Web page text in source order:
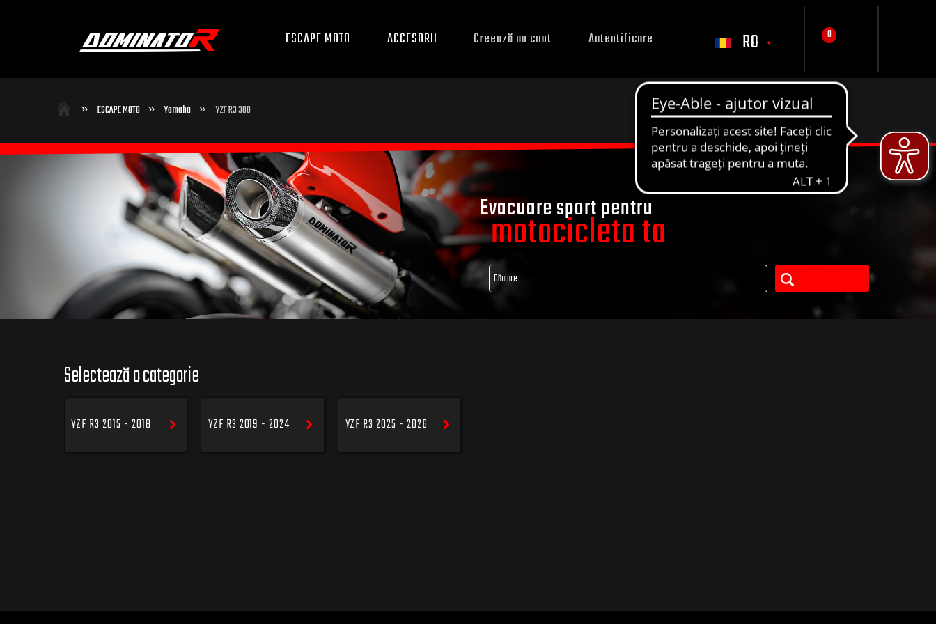
ESCAPE MOTO ACCESORII Creează un cont Autentificare RO 0
» ESCAPE MOTO » Yamaha » YZF R3 300
Evacuare sport pentru
motocicleta ta
Selectează o categorie
YZF R3 2015 - 2018 YZF R3 2019 - 2024 YZF R3 2025 - 2026